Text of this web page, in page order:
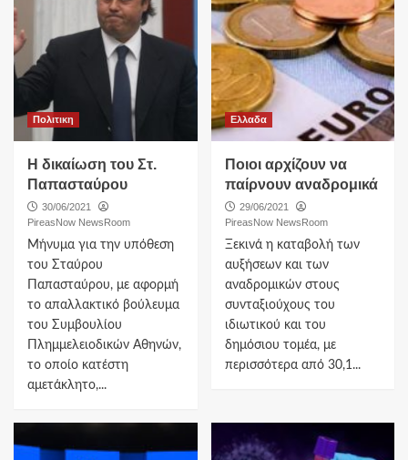
Πολιτικη
Η δικαίωση του Στ.
Παπασταύρου
30/06/2021
PireasNow NewsRoom
Μήνυμα για την υπόθεση
του Σταύρου
Παπασταύρου, με αφορμή
το απαλλακτικό βούλευμα
του Συμβουλίου
Πλημμελειοδικών Αθηνών,
το οποίο κατέστη
αμετάκλητο,...
Ελλαδα
Ποιοι αρχίζουν να
παίρνουν αναδρομικά
29/06/2021
PireasNow NewsRoom
Ξεκινά η καταβολή των
αυξήσεων και των
αναδρομικών στους
συνταξιούχους του
ιδιωτικού και του
δημόσιου τομέα, με
περισσότερα από 30,1...